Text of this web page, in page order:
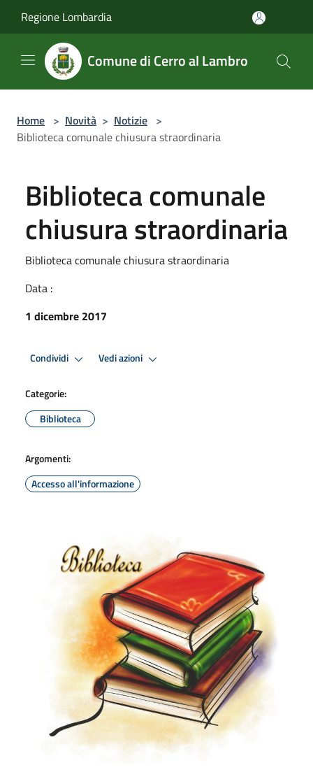
Regione Lombardia
Comune di Cerro al Lambro
Home > Novità > Notizie >
Biblioteca comunale chiusura straordinaria
Biblioteca comunale
chiusura straordinaria
Biblioteca comunale chiusura straordinaria
Data :
1 dicembre 2017
Condividi Vedi azioni
Categorie:
Biblioteca
Argomenti:
Accesso all'informazione